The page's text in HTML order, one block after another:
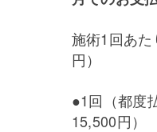
施術1回あ
円）
●1回（都度
15,500円）